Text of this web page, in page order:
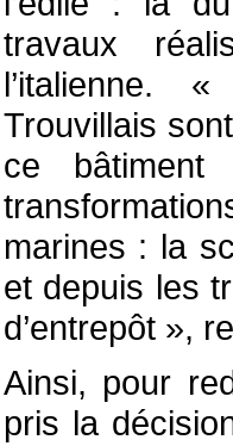
travaux
l’italienne.
Trouvillais
ce
marines : la
et depuis les
d’entrepôt »,
Ainsi, pour
pris la